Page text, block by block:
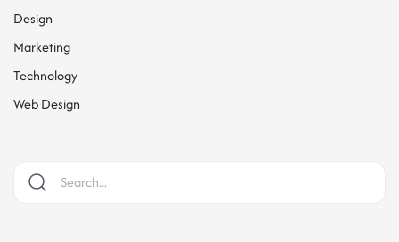
Design
Marketing
Technology
Web Design